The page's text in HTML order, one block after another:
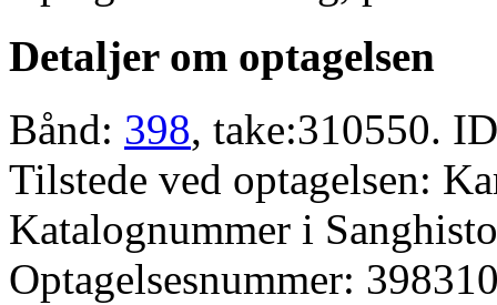
Detaljer om optagelsen
Bånd: 398, take:310550.
Tilstede ved optagelsen:
Katalognummer i
Optagelsesnummer: